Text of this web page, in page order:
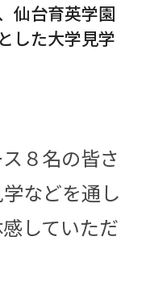
仙台育英学園
した大学見学
８名の皆さ
などを通し
していただ